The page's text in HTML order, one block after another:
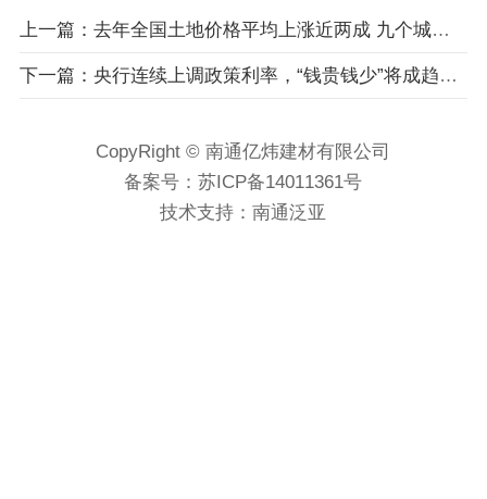
上一篇：去年全国土地价格平均上涨近两成 九个城市土地出让收入超过千亿元
下一篇：央行连续上调政策利率，“钱贵钱少”将成趋势？
CopyRight © 南通亿炜建材有限公司
备案号：苏ICP备14011361号
技术支持：南通泛亚